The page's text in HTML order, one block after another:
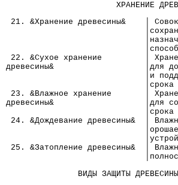
ХРАНЕНИЕ
21. &Хранение древесины&    │
22. &Сухое хранение         │
древесины&                   │для
│и
│срока
23. &Влажное хранение       │
древесины&                   │для
│срока
24. &Дождевание древесины&  │
25. &Затопление древесины&  │
ВИДЫ ЗАЩИТЫ